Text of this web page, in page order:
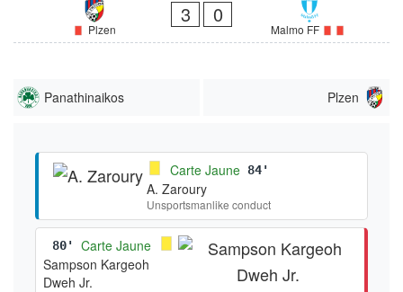
Plzen
3 0
Malmo FF
Panathinaikos Plzen
Carte Jaune 84'
A. Zaroury
Unsportsmanlike conduct
80'
Carte Jaune
Sampson Kargeoh
Dweh Jr.